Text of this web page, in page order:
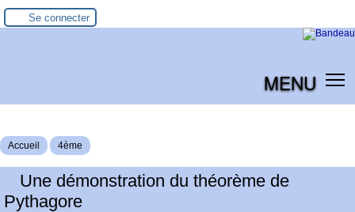
Se connecter
MENU
Accueil 4ème
Une démonstration du théorème de
Pythagore